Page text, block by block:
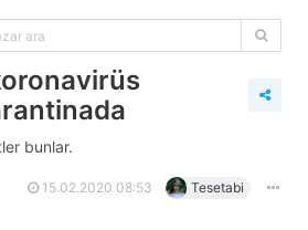
bunlar.
15.02.2020 08:53 Tesetabi